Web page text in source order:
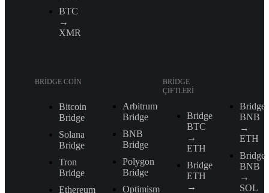
BTC
→
XMR
BRIDGE COIN
Bitcoin
Bridge
Solana
Bridge
Tron
Bridge
Ethereum
Arbitrum
Bridge
BNB
Bridge
Polygon
Bridge
Optimism
BRIDGE
ÇIFTLERI
Bridge
BTC
→
ETH
Bridge
ETH
→
Bridge
BNB
→
ETH
Bridge
BNB
→
SOL